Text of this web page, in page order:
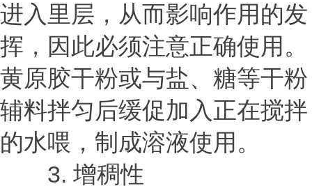
进入里层，从而影响作用的发
挥，因此必须注意正确使用。
黄原胶干粉或与盐、糖等干粉
辅料拌匀后缓促加入正在搅拌
的水喂，制成溶液使用。
3. 增稠性